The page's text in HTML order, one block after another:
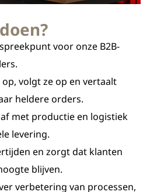
voor onze B2B-
volgt ze op en vertaalt
heldere orders.
met productie en logistiek
levering.
en zorgt dat klanten
blijven.
verbetering van processen,